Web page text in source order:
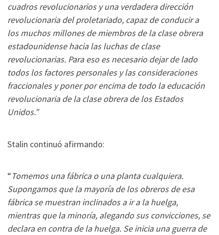
cuadros revolucionarios y una verdadera dirección
revolucionaria del proletariado, capaz de conducir a
los muchos millones de miembros de la clase obrera
estadounidense hacia las luchas de clase
revolucionarias. Para eso es necesario dejar de lado
todos los factores personales y las consideraciones
fraccionales y poner por encima de todo la educación
revolucionaria de la clase obrera de los Estados
Unidos.”
Stalin continuó afirmando:
“Tomemos una fábrica o una planta cualquiera.
Supongamos que la mayoría de los obreros de esa
fábrica se muestran inclinados a ir a la huelga,
mientras que la minoría, alegando sus convicciones, se
declara en contra de la huelga. Se inicia una guerra de